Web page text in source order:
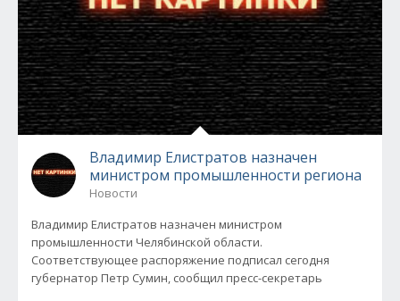
Владимир Елистратов назначен
министром промышленности региона
Новости
Владимир Елистратов назначен министром
промышленности Челябинской области.
Соответствующее распоряжение подписал сегодня
губернатор Петр Сумин, сообщил пресс-секретарь